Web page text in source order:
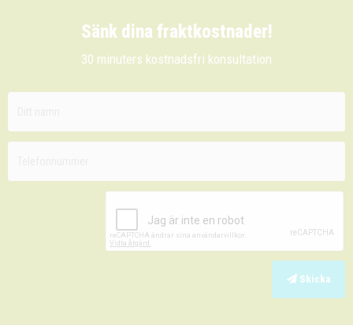
Sänk dina fraktkostnader!
30 minuters kostnadsfri konsultation
Skicka